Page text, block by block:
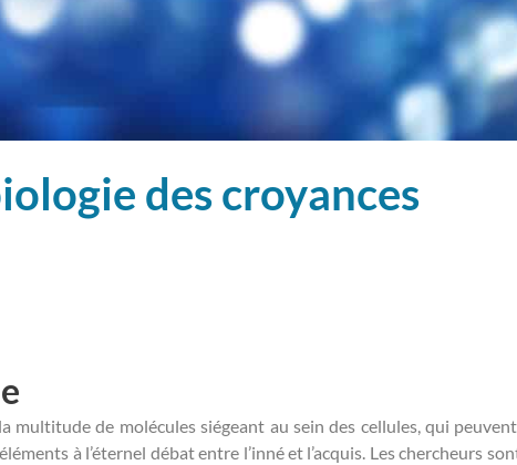
des croyances
multitude de molécules siégeant au sein des cellules, qui
à l’éternel débat entre l’inné et l’acquis. Les chercheurs